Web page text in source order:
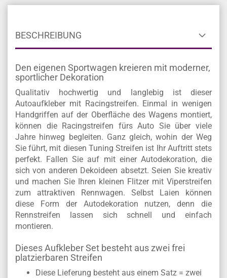
BESCHREIBUNG
Den eigenen Sportwagen kreieren mit moderner,
sportlicher Dekoration
Qualitativ hochwertig und langlebig ist dieser
Autoaufkleber mit Racingstreifen. Einmal in wenigen
Handgriffen auf der Oberfläche des Wagens montiert,
können die Racingstreifen fürs Auto Sie über viele
Jahre hinweg begleiten. Ganz gleich, wohin der Weg
Sie führt, mit diesen Tuning Streifen ist Ihr Auftritt stets
perfekt. Fallen Sie auf mit einer Autodekoration, die
sich von anderen Dekoideen absetzt. Seien Sie kreativ
und machen Sie Ihren kleinen Flitzer mit Viperstreifen
zum attraktiven Rennwagen. Selbst Laien können
diese Form der Autodekoration nutzen, denn die
Rennstreifen lassen sich schnell und einfach
montieren.
Dieses Aufkleber Set besteht aus zwei frei
platzierbaren Streifen
Diese Lieferung besteht aus einem Satz = zwei